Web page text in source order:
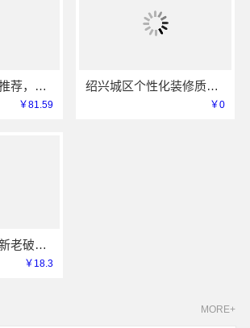
秀洲区新房家装推荐，嘉兴锦居装饰材料有限公司一站式整装
￥81.59
绍兴城区个性化装修质量有保障，绍兴卓鑫装饰材料有限公司
￥0
工业园区旧房翻新老破小拎包入住_苏州兔哥哥智装新材料有限公司
￥18.3
MORE+